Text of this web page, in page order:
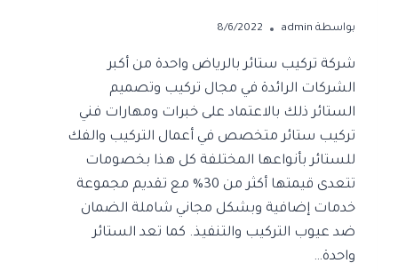
بواسطة admin
8/6/2022
شركة تركيب ستائر بالرياض واحدة من أكبر
الشركات الرائدة في مجال تركيب وتصميم
الستائر ذلك بالاعتماد على خبرات ومهارات فني
تركيب ستائر متخصص في أعمال التركيب والفك
للستائر بأنواعها المختلفة كل هذا بخصومات
تتعدى قيمتها أكثر من 30% مع تقديم مجموعة
خدمات إضافية وبشكل مجاني شاملة الضمان
ضد عيوب التركيب والتنفيذ. كما تعد الستائر
واحدة…